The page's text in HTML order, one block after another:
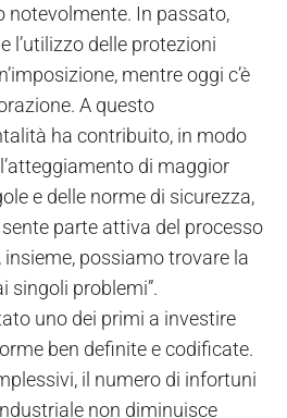
notevolmente. In passato,
l’utilizzo delle protezioni
mentre oggi c’è
A questo
ha contribuito, in modo
di maggior
e delle norme di sicurezza,
parte attiva del processo
insieme, possiamo trovare la
singoli problemi”.
uno dei primi a investire
ben definite e codificate.
il numero di infortuni
non diminuisce